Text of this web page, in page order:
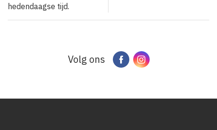
hedendaagse tijd.
Volg ons FacebookInstagram